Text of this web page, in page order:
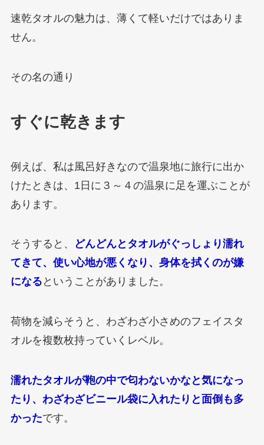
速乾タオルの魅力は、薄くて軽いだけではありま
せん。
その名の通り
すぐに乾きます
例えば、私は風呂好きなので温泉地に旅行に出か
けたときは、1日に３～４の温泉に足を運ぶことが
あります。
そうすると、 どんどんとタオルがぐっしょり濡れ
てきて、使い心地が悪くなり、身体を拭くのが嫌
になる ということがありました。
荷物を減らそうと、わざわざ小さめのフェイスタ
オルを複数枚持っていくレベル。
濡れたタオルが鞄の中で匂わないかなと気になっ
たり、わざわざビニール袋に入れたりと面倒も多
かったです。